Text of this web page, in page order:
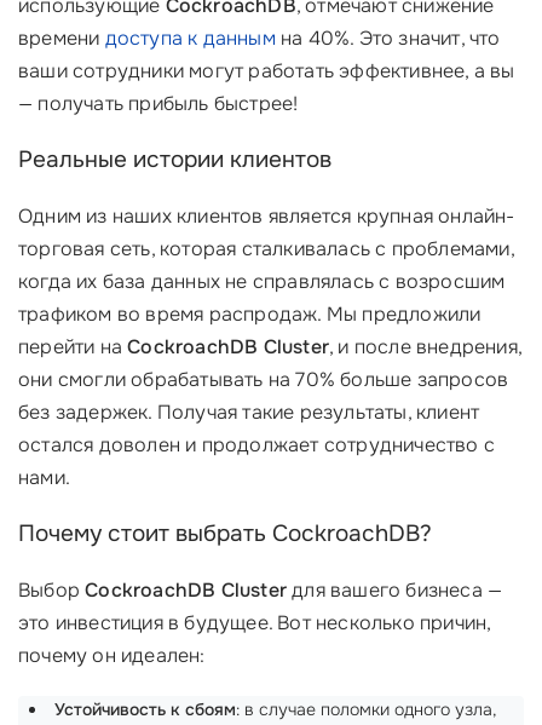
использующие CockroachDB, отмечают снижение
времени доступа к данным на 40%. Это значит, что
ваши сотрудники могут работать эффективнее, а вы
— получать прибыль быстрее!
Реальные истории клиентов
Одним из наших клиентов является крупная онлайн-
торговая сеть, которая сталкивалась с проблемами,
когда их база данных не справлялась с возросшим
трафиком во время распродаж. Мы предложили
перейти наCockroachDB Cluster, и после внедрения,
они смогли обрабатывать на 70% больше запросов
без задержек. Получая такие результаты, клиент
остался доволен и продолжает сотрудничество с
нами.
Почему стоит выбрать CockroachDB?
ВыборCockroachDB Clusterдля вашего бизнеса —
это инвестиция в будущее. Вот несколько причин,
почему он идеален:
Устойчивость к сбоям: в случае поломки одного узла,